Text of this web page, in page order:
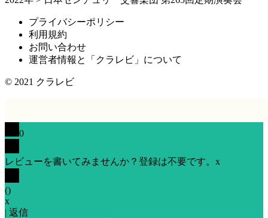
プライバシーポリシー
利用規約
お問い合わせ
運営者情報と「クラレビ」について
© 2021 クラレビ
0
レビューを書いてみませんか？登録は不要です。 x
()
x
| 返信